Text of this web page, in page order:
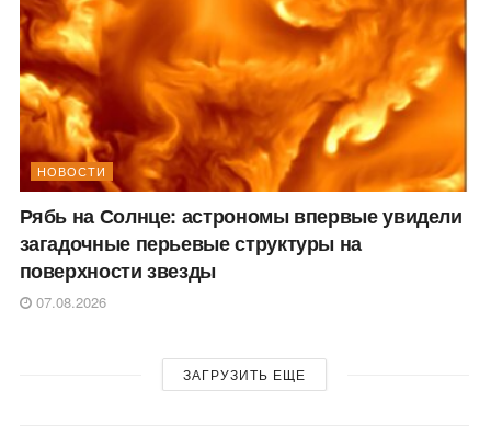
НОВОСТИ
Рябь на Солнце: астрономы впервые увидели
загадочные перьевые структуры на
поверхности звезды
07.08.2026
ЗАГРУЗИТЬ ЕЩЕ